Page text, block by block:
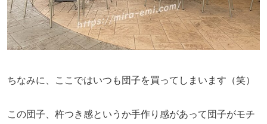
ちなみに、ここではいつも団子を買ってしまいます（笑）
この団子、杵つき感というか手作り感があって団子がモチ